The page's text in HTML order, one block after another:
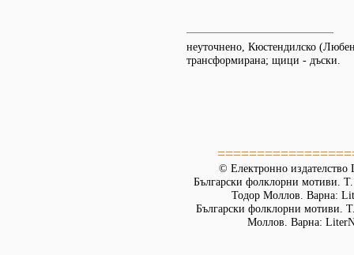
неуточнено, Кюстендилско
трансформирана; щици - дъски.
© Електронно издателство
Български фолклорни мотиви.
Тодор Моллов. Варна:
Български фолклорни мотиви.
Моллов. Варна: